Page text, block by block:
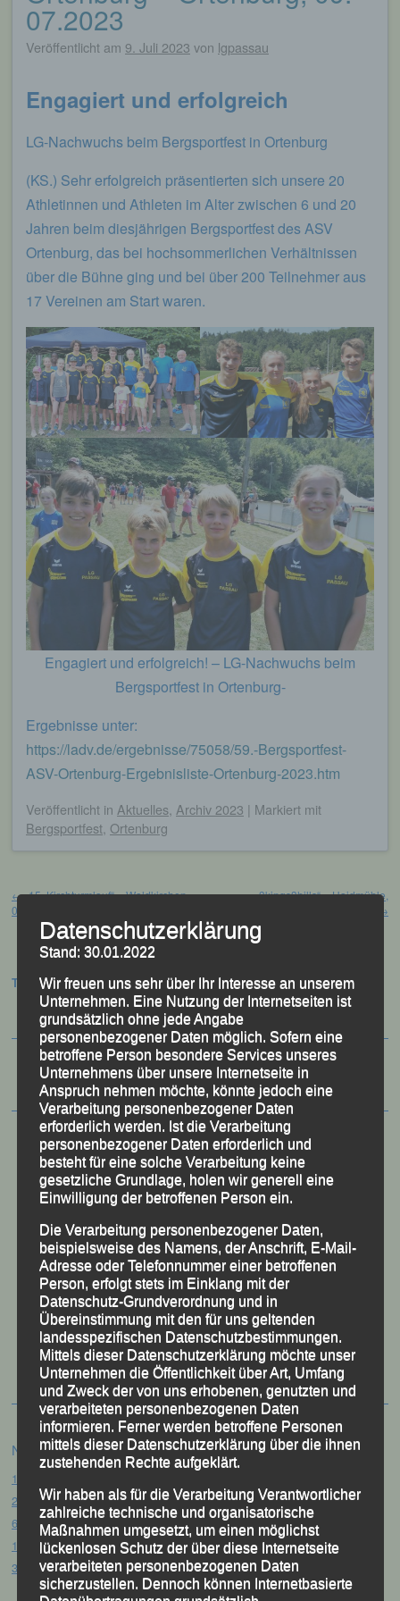
07.2023
Veröffentlicht am 9. Juli 2023 von lgpassau
Engagiert und erfolgreich
LG-Nachwuchs beim Bergsportfest in Ortenburg
(KS.) Sehr erfolgreich präsentierten sich unsere 20
Athletinnen und Athleten im Alter zwischen 6 und 20
Jahren beim diesjährigen Bergsportfest des ASV
Ortenburg, das bei hochsommerlichen Verhältnissen
über die Bühne ging und bei über 200 Teilnehmer aus
17 Vereinen am Start waren.
Engagiert und erfolgreich! – LG-Nachwuchs beim
Bergsportfest in Ortenburg-
Ergebnisse unter:
https://ladv.de/ergebnisse/75058/59.-Bergsportfest-
ASV-Ortenburg-Ergebnisliste-Ortenburg-2023.htm
Veröffentlicht in Aktuelles, Archiv 2023 | Markiert mit
Bergsportfest, Ortenburg
←„15. Kirchturmlauf“ – Waldkirchen,
09.07.2023
„3kings3hills“ – Haidmühle,
→
Termine:
50 Jahre LG Passau
Festzschrift
Neueste Beiträge
15. Pörndorfer Sommernachtslauf – Pörndorf, 01.08.2026
20. Goldener Steig-Lauf – Stozec/Tusset, 01.08.2026
61. Bergsportfest – Ortenburg, 26.07.2026
12. Loser Berglauf – Altaussee/Österreich, 25.07.2026
32. Sommerbiathlon – Passau, 18.07.2026
Datenschutzerklärung
Stand: 30.01.2022
Wir freuen uns sehr über Ihr Interesse an unserem
Unternehmen. Eine Nutzung der Internetseiten ist
grundsätzlich ohne jede Angabe
personenbezogener Daten möglich. Sofern eine
betroffene Person besondere Services unseres
Unternehmens über unsere Internetseite in
Anspruch nehmen möchte, könnte jedoch eine
Verarbeitung personenbezogener Daten
erforderlich werden. Ist die Verarbeitung
personenbezogener Daten erforderlich und
besteht für eine solche Verarbeitung keine
gesetzliche Grundlage, holen wir generell eine
Einwilligung der betroffenen Person ein.
Die Verarbeitung personenbezogener Daten,
beispielsweise des Namens, der Anschrift, E-Mail-
Adresse oder Telefonnummer einer betroffenen
Person, erfolgt stets im Einklang mit der
Datenschutz-Grundverordnung und in
Übereinstimmung mit den für uns geltenden
landesspezifischen Datenschutzbestimmungen.
Mittels dieser Datenschutzerklärung möchte unser
Unternehmen die Öffentlichkeit über Art, Umfang
und Zweck der von uns erhobenen, genutzten und
verarbeiteten personenbezogenen Daten
informieren. Ferner werden betroffene Personen
mittels dieser Datenschutzerklärung über die ihnen
zustehenden Rechte aufgeklärt.
Wir haben als für die Verarbeitung Verantwortlicher
zahlreiche technische und organisatorische
Maßnahmen umgesetzt, um einen möglichst
lückenlosen Schutz der über diese Internetseite
verarbeiteten personenbezogenen Daten
sicherzustellen. Dennoch können Internetbasierte